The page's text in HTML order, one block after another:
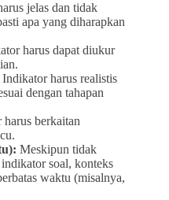
jelas dan tidak
apa yang diharapkan
harus dapat diukur
Indikator harus realistis
dengan tahapan
berkaitan
Meskipun tidak
soal, konteks
waktu (misalnya,